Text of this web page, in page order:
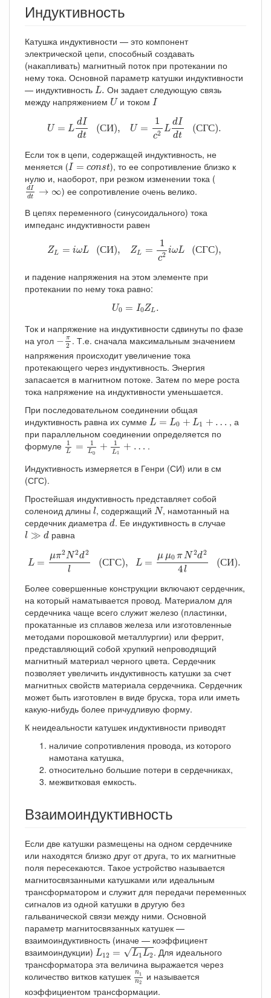
Индуктивность
Катушка индуктивности — это компонент
электрической цепи, способный создавать
(накапливать) магнитный поток при протекании по
нему тока. Основной параметр катушки индуктивности
— индуктивность L.
L Он задает следующую связь
между напряжением U
Uи токомII
U = L
dI
dt
(СИ), U =
1
c2 L
dI
dt
(СГС).
dt 2 dt
Если ток в цепи, содержащей индуктивность, не
меняется (I = const
I=const
), то ее сопротивление близко к
нулю и, наоборот, при резком изменении тока (
dI
dt → ∞
dIdt→∞ ) ее сопротивление очень велико.
В цепях переменного (синусоидального) тока
импеданс индуктивности равен
ZL = iωL (СИ), ZL =
1
c2 iωL (СГС),
2
и падение напряжения на этом элементе при
протекании по нему тока равно:
U0 = I0ZL.
U 0 ZL
Ток и напряжение на индуктивности сдвинуты по фазе
на угол − π
2
−π2. Т.е. сначала максимальным значением
напряжения происходит увеличение тока
протекающего через индуктивность. Энергия
запасается в магнитном потоке. Затем по мере роста
тока напряжение на индуктивности уменьшается.
При последовательном соединении общая
индуктивность равна их сумме L = L0 + L1 + …
L=L0+L1+…
, а
при параллельном соединении определяется по
формуле
1
L = 1
L0
+ 1
L1
+ …
1L=1L0+1L1+…
.
Индуктивность измеряется в Генри (СИ) или в см
(СГС).
Простейшая индуктивность представляет собой
соленоид длины ll, содержащий N
N, намотанный на
сердечник диаметра d
d. Ее индуктивность в случае
l ≫ d
l≫d равна
L =
μπ2N2d2
l
(СГС), L =
μ μ0 πN 2d2
4l
(СИ).
N2d 2l d24 l
Более совершенные конструкции включают сердечник,
на который наматывается провод. Материалом для
сердечника чаще всего служит железо (пластинки,
прокатанные из сплавов железа или изготовленные
методами порошковой металлургии) или феррит,
представляющий собой хрупкий непроводящий
магнитный материал черного цвета. Сердечник
позволяет увеличить индуктивность катушки за счет
магнитных свойств материала сердечника. Сердечник
может быть изготовлен в виде бруска, тора или иметь
какую-нибудь более причудливую форму.
К неидеальности катушек индуктивности приводят
наличие сопротивления провода, из которого
намотана катушка,
относительно большие потери в сердечниках,
межвитковая емкость.
Взаимоиндуктивность
Если две катушки размещены на одном сердечнике
или находятся близко друг от друга, то их магнитные
поля пересекаются. Такое устройство называется
магнитосвязанными катушками или идеальным
трансформатором и служит для передачи переменных
сигналов из одной катушки в другую без
гальванической связи между ними. Основной
параметр магнитосвязанных катушек —
взаимоиндуктивность (иначе — коэффициент
взаимоиндукции) L12 = √L1L2
L12 =L1L2
. Для идеального
трансформатора эта величина выражается через
количество витков катушек
n1
n2
n1n 2
и называется
коэффициентом трансформации.